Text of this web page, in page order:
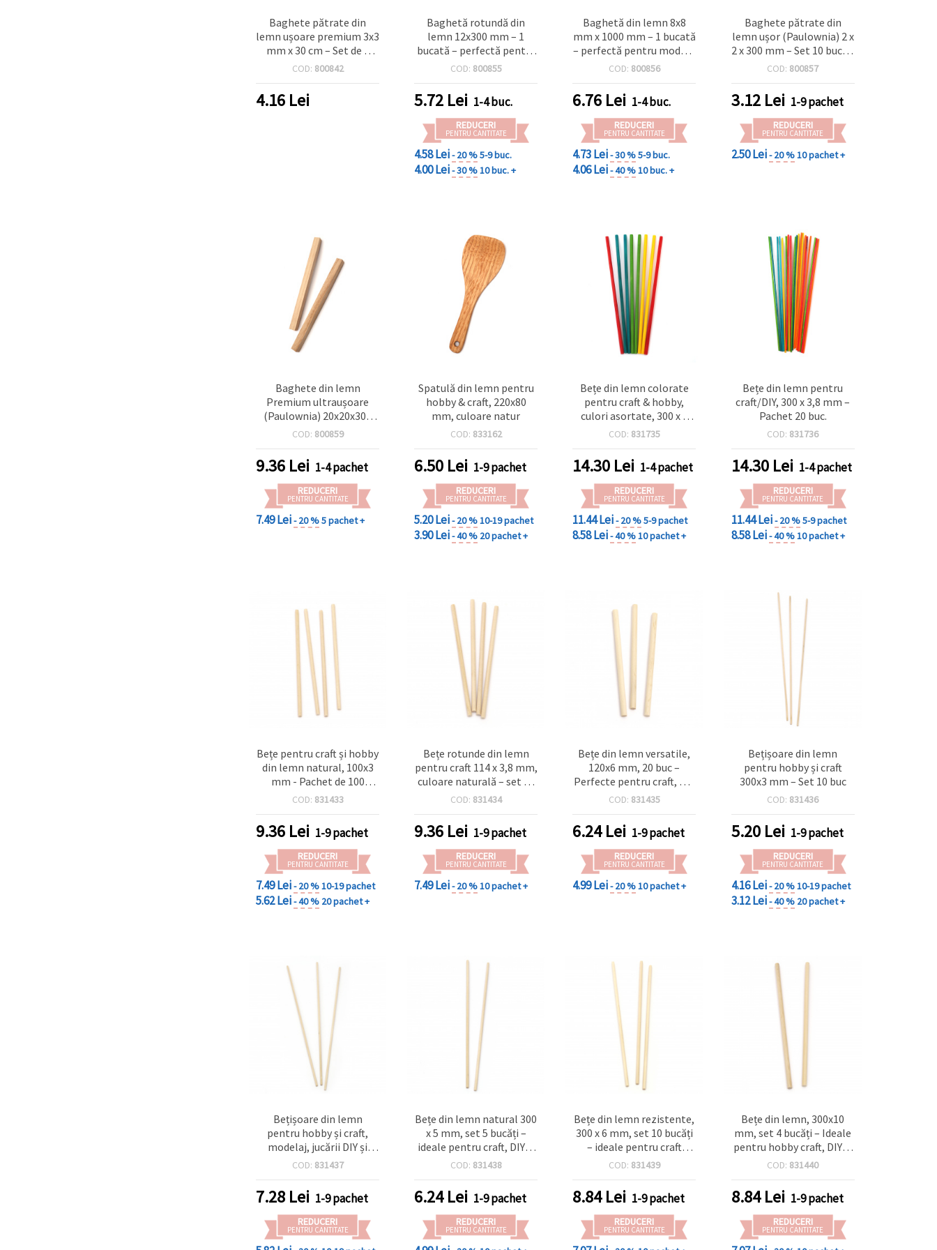
Baghete pătrate din
lemn ușoare premium 3x3
mm x 30 cm – Set de 5
bucăți – Ideale pentru
proiecte DIY creative
COD: 800842
4.16 Lei
Baghetă rotundă din
lemn 12x300 mm – 1
bucată – perfectă pentru
modele creative,
proiecte DIY
COD: 800855
5.72 Lei 1-4 buc.
REDUCERI
PENTRU CANTITATE
4.58 Lei- 20 %5-9 buc.
4.00 Lei- 30 %10 buc. +
Baghetă din lemn 8x8
mm x 1000 mm – 1 bucată
– perfectă pentru modele
creative, craft și proiecte
COD: 800856
6.76 Lei 1-4 buc.
REDUCERI
PENTRU CANTITATE
4.73 Lei- 30 %5-9 buc.
4.06 Lei- 40 %10 buc. +
Baghete pătrate din
lemn ușor (Paulownia) 2 x
2 x 300 mm – Set 10 bucăți
– perfecte pentru
proiecte DIY
COD: 800857
3.12Lei 1-9 pachet
REDUCERI
PENTRU CANTITATE
2.50 Lei- 20 %10 pachet +
Baghete din lemn
Premium ultraușoare
(Paulownia) 20x20x300
mm – Set 2 bucăți – ideale
handmade & DIY
COD: 800859
9.36 Lei 1-4 pachet
REDUCERI
PENTRU CANTITATE
7.49 Lei- 20 %5 pachet +
Spatulă din lemn pentru
hobby & craft, 220x80
mm, culoare natur
COD: 833162
6.50 Lei 1-9 pachet
REDUCERI
PENTRU CANTITATE
5.20 Lei- 20 %10-19 pachet
3.90 Lei- 40 % 20 pachet +
Bețe din lemn colorate
pentru craft & hobby,
culori asortate, 300 x 8
mm, set 8 buc.
COD: 831735
14.30 Lei 1-4 pachet
REDUCERI
PENTRU CANTITATE
11.44 Lei- 20 %5-9 pachet
8.58 Lei- 40 %10 pachet +
Bețe din lemn pentru
craft/DIY, 300 x 3,8 mm –
Pachet 20 buc.
COD: 831736
14.30Lei 1-4 pachet
REDUCERI
PENTRU CANTITATE
11.44 Lei- 20 %5-9 pachet
8.58 Lei- 40 %10 pachet +
Bețe pentru craft și hobby
din lemn natural, 100x3
mm - Pachet de 100
bucăți
COD: 831433
9.36 Lei 1-9 pachet
REDUCERI
PENTRU CANTITATE
7.49 Lei- 20 %10-19 pachet
5.62 Lei- 40 % 20 pachet +
Bețe rotunde din lemn
pentru craft 114 x 3,8 mm,
culoare naturală – set 60
buc.
COD: 831434
9.36 Lei 1-9 pachet
REDUCERI
PENTRU CANTITATE
7.49 Lei- 20 %10 pachet +
Bețe din lemn versatile,
120x6 mm, 20 buc –
Perfecte pentru craft, DIY
și proiecte handmade
COD: 831435
6.24Lei 1-9 pachet
REDUCERI
PENTRU CANTITATE
4.99 Lei- 20 %10 pachet +
Bețișoare din lemn
pentru hobby și craft
300x3 mm – Set 10 buc
COD: 831436
5.20Lei 1-9 pachet
REDUCERI
PENTRU CANTITATE
4.16 Lei- 20 %10-19 pachet
3.12 Lei- 40 % 20 pachet +
Bețișoare din lemn
pentru hobby și craft,
modelaj, jucării DIY și
suporturi de creioane
– set 10 bucăți
COD: 831437
7.28 Lei 1-9 pachet
REDUCERI
PENTRU CANTITATE
Bețe din lemn natural 300
x 5 mm, set 5 bucăți –
ideale pentru craft, DIY și
proiecte handmade
COD: 831438
6.24Lei 1-9 pachet
REDUCERI
PENTRU CANTITATE
Bețe din lemn rezistente,
300 x 6 mm, set 10 bucăți
– ideale pentru craft
creativ, DIY și proiecte
COD: 831439
8.84Lei 1-9 pachet
REDUCERI
PENTRU CANTITATE
Bețe din lemn, 300x10
mm, set 4 bucăți – Ideale
pentru hobby craft, DIY și
proiecte handmade
COD: 831440
8.84Lei 1-9 pachet
REDUCERI
PENTRU CANTITATE